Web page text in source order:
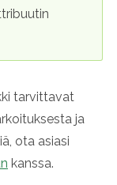
tarvittavat
ja
ota asiasi
kanssa.